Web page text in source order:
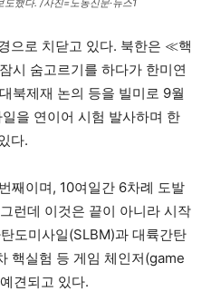
했다. /사진=노동신문·뉴스1
으로 치닫고 있다. 북한은 ≪핵
시 숨고르기를 하다가 한미연
북제재 논의 등을 빌미로 9월
을 연이어 시험 발사하며 한
다.
째이며, 10여일간 6차례 도발
런데 이것은 끝이 아니라 시작
도미사일(SLBM)과 대륙간탄
핵실험 등 게임 체인저(game
견되고 있다.